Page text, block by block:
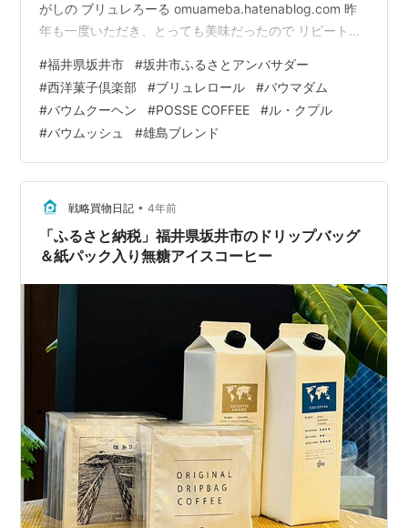
がしの ブリュレろーる omuameba.hatenablog.com 昨
年も一度いただき、とっても美味だったので リピート申
てるはずもなく、一晩冷蔵庫で解凍して即カット ロール
ケーキの上部は、ブラウンシュガーをふりかけ焦がすこ
とでブリュレのようなほろ苦テイスト ロールケーキのス
ポンジ生地は色白でしっとり また、薄い生地にロールさ
れているクリームは2層になっていて、上質な生クリーム
とほ…
#福井県坂井市 #坂井市ふるさとアンバサダー
#西洋菓子倶楽部 #ブリュレロール #バウマダム
#バウムクーヘン #POSSE COFFEE #ル・クプル
#バウムッシュ #雄島ブレンド
戦略買物日記 • 4年前
「ふるさと納税」福井県坂井市のドリップバッグ
＆紙パック入り無糖アイスコーヒー